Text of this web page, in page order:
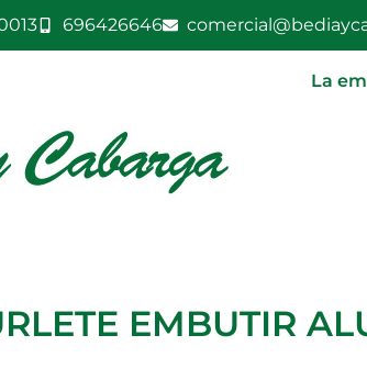
696426646
La
EMBUTIR